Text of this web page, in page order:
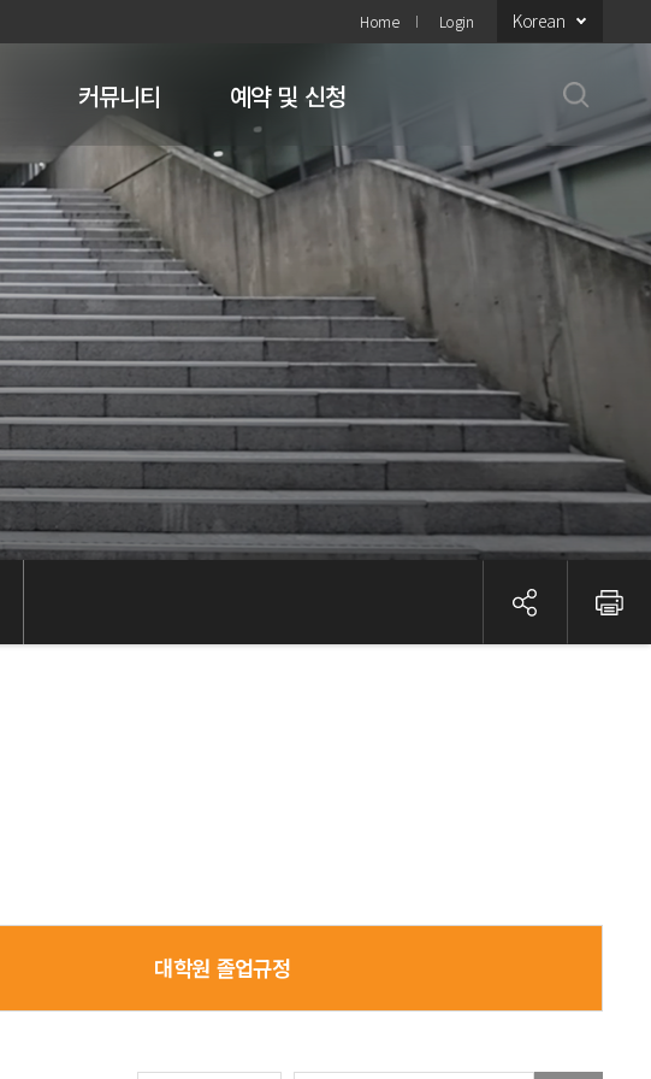
Home Login Korean
커뮤니티 예약 및 신청
대학원 졸업규정